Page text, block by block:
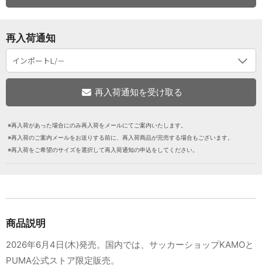
再入荷通知
※再入荷があった場合にのみ再入荷をメールにてご案内いたします。
※再入荷のご案内メールをお送りする前に、再入荷商品が完売する場合もございます。
※再入荷をご希望のサイズを選択して再入荷通知の申込をしてください。
商品説明
2026年6月4日(木)発売。国内では、サッカーショップKAMOと
PUMA公式ストア限定販売。